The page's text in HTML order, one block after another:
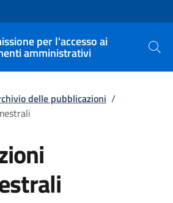
per l'accesso ai
amministrativi Cerca
delle pubblicazioni /